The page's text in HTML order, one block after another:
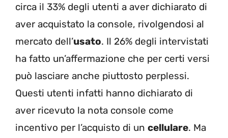
circa il 33% degli utenti a aver dichiarato di
aver acquistato la console, rivolgendosi al
mercato dell’usato. Il 26% degli intervistati
ha fatto un’affermazione che per certi versi
può lasciare anche piuttosto perplessi.
Questi utenti infatti hanno dichiarato di
aver ricevuto la nota console come
incentivo per l’acquisto di un cellulare. Ma